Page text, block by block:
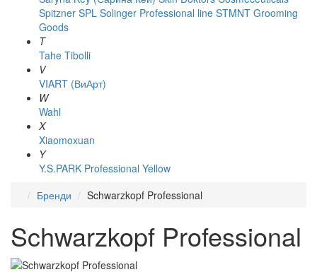
Spitzner SPL Solinger Professional line STMNT Grooming
Goods
T
Tahe Tibolli
V
VIART (ВиАрт)
W
Wahl
X
Xiaomoxuan
Y
Y.S.PARK Professional Yellow
Бренди
Schwarzkopf Professional
Schwarzkopf Professional